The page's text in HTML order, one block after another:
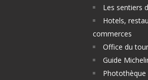
Les sentiers
Hotels,
commerces
Office du
Guide
Photothèque